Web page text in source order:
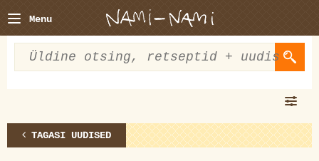
Menu
TAGASI UUDISED